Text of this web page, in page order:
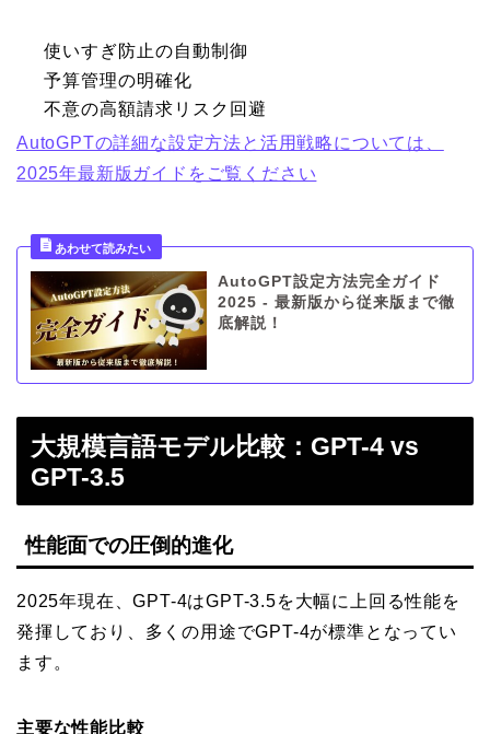
使いすぎ防止の自動制御
予算管理の明確化
不意の高額請求リスク回避
AutoGPTの詳細な設定方法と活用戦略については、
2025年最新版ガイドをご覧ください
AutoGPT設定方法完全ガイド
2025 - 最新版から従来版まで徹
底解説！
大規模言語モデル比較：GPT-4 vs
GPT-3.5
性能面での圧倒的進化
2025年現在、GPT-4はGPT-3.5を大幅に上回る性能を
発揮しており、多くの用途でGPT-4が標準となってい
ます。
主要な性能比較